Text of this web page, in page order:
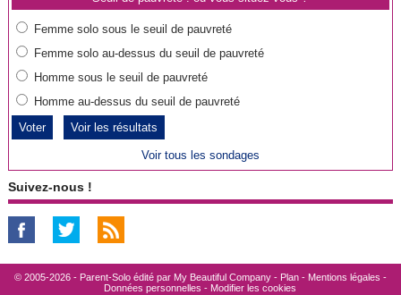
Femme solo sous le seuil de pauvreté
Femme solo au-dessus du seuil de pauvreté
Homme sous le seuil de pauvreté
Homme au-dessus du seuil de pauvreté
Voir les résultats
Voir tous les sondages
Suivez-nous !
© 2005-2026 - Parent-Solo édité par My Beautiful Company- Plan- Mentions légales -
Données personnelles - Modifier les cookies